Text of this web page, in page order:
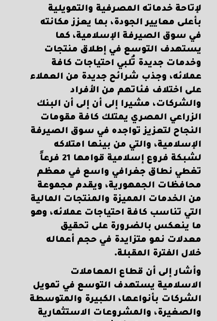
لإتاحة خدماته المصرفية والتمويلية
بأعلى معايير الجودة، بما يعزز مكانته
في سوق الصيرفة الإسلامية، كما
يستهدف التوسع في إطلاق منتجات
وخدمات جديدة تُلبي احتياجات كافة
عملائه، وجذب شرائح جديدة من العملاء
على اختلاف فئاتهم من الأفراد
والشركات، مشيرا إلى أن إلى أن البنك
الزراعي المصري يمتلك كافة مقومات
النجاح لتعزيز تواجده في سوق الصيرفة
الإسلامية، والتي من بينها امتلاكه
لشبكة فروع إسلامية قوامها 21 فرعاً
تغطي نطاق جغرافي واسع في معظم
محافظات الجمهورية، ويقدم مجموعة
من الخدمات المميزة والمنتجات المالية
التي تناسب كافة احتياجات عملائه، وهو
ما ينعكس بالضرورة على تحقيق
معدلات نمو متزايدة في حجم أعماله
خلال الفترة المقبلة.
وأشار إلى أن قطاع المعاملات
الاسلامية يستهدف التوسع في تمويل
الشركات بأنواعها، الكبيرة والمتوسطة
والصغيرة، والمشروعات الاستثمارية